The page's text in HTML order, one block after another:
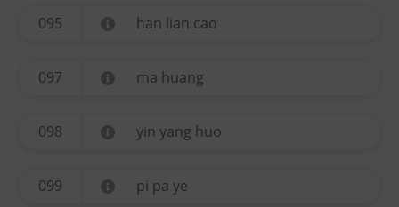
095 han lian cao
097 ma huang
098 yin yang huo
099 pi pa ye